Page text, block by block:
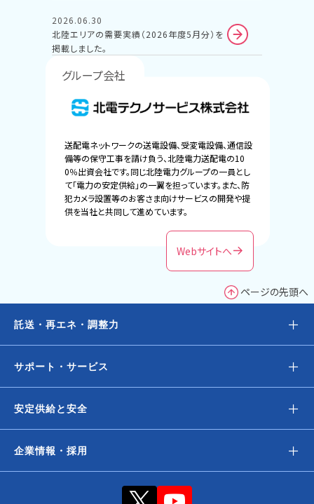
2026.06.30
北陸エリアの需要実績（2026年度5月分）を
掲載しました。
グループ会社
送配電ネットワークの送電設備、受変電設備、通信設
備等の保守工事を請け負う、北陸電力送配電の10
0％出資会社です。同じ北陸電力グループの一員とし
て「電力の安定供給」の一翼を担っています。また、防
犯カメラ設置等のお客さま向けサービスの開発や提
供を当社と共同して進めています。
Webサイトへ
ページの先頭へ
託送・再エネ・調整力 ＋
サポート・サービス ＋
安定供給と安全 ＋
企業情報・採用 ＋